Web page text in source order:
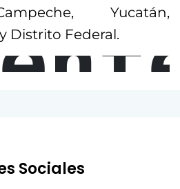
Yucatán,
Distrito Federal.
Sociales